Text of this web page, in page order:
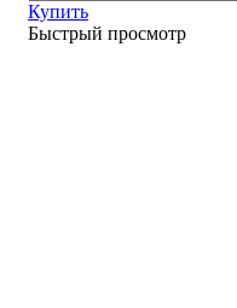
Купить
Быстрый просмотр